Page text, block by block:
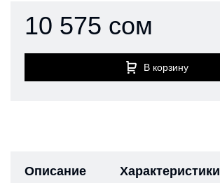
10 575 сом
В корзину
Описание Характеристики